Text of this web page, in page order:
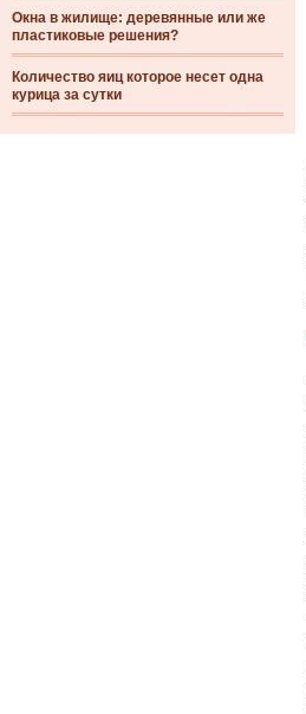
Окна в жилище: деревянные или же
пластиковые решения?
Количество яиц которое несет одна
курица за сутки